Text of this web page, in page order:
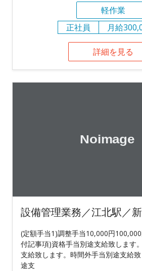
軽作業
正社員
月給
詳細を見る
設備管理業務／江北駅／
(定額手当1)調整手当10,000円
付記事項)資格手当別途支給致します
支給致します。時間外手当別途支給
途支